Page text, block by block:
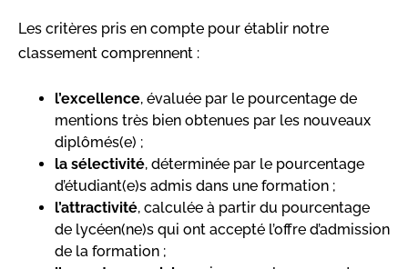
Les critères pris en compte pour établir notre
classement comprennent :
l’excellence, évaluée par le pourcentage de
mentions très bien obtenues par les nouveaux
diplômés(e) ;
la sélectivité, déterminée par le pourcentage
d’étudiant(e)s admis dans une formation ;
l’attractivité, calculée à partir du pourcentage
de lycéen(ne)s qui ont accepté l’offre d’admission
de la formation ;